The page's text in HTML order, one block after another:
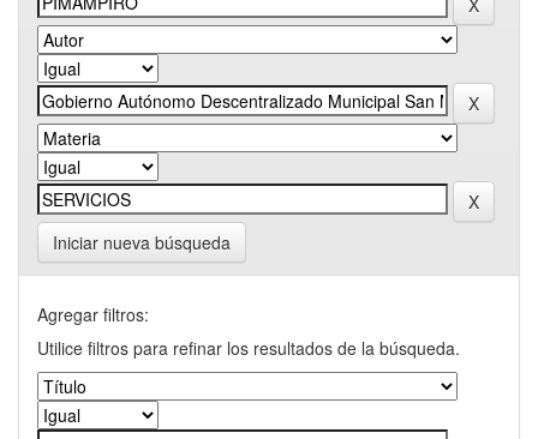
Iniciar nueva búsqueda
Agregar filtros:
Utilice filtros para refinar los resultados de la búsqueda.